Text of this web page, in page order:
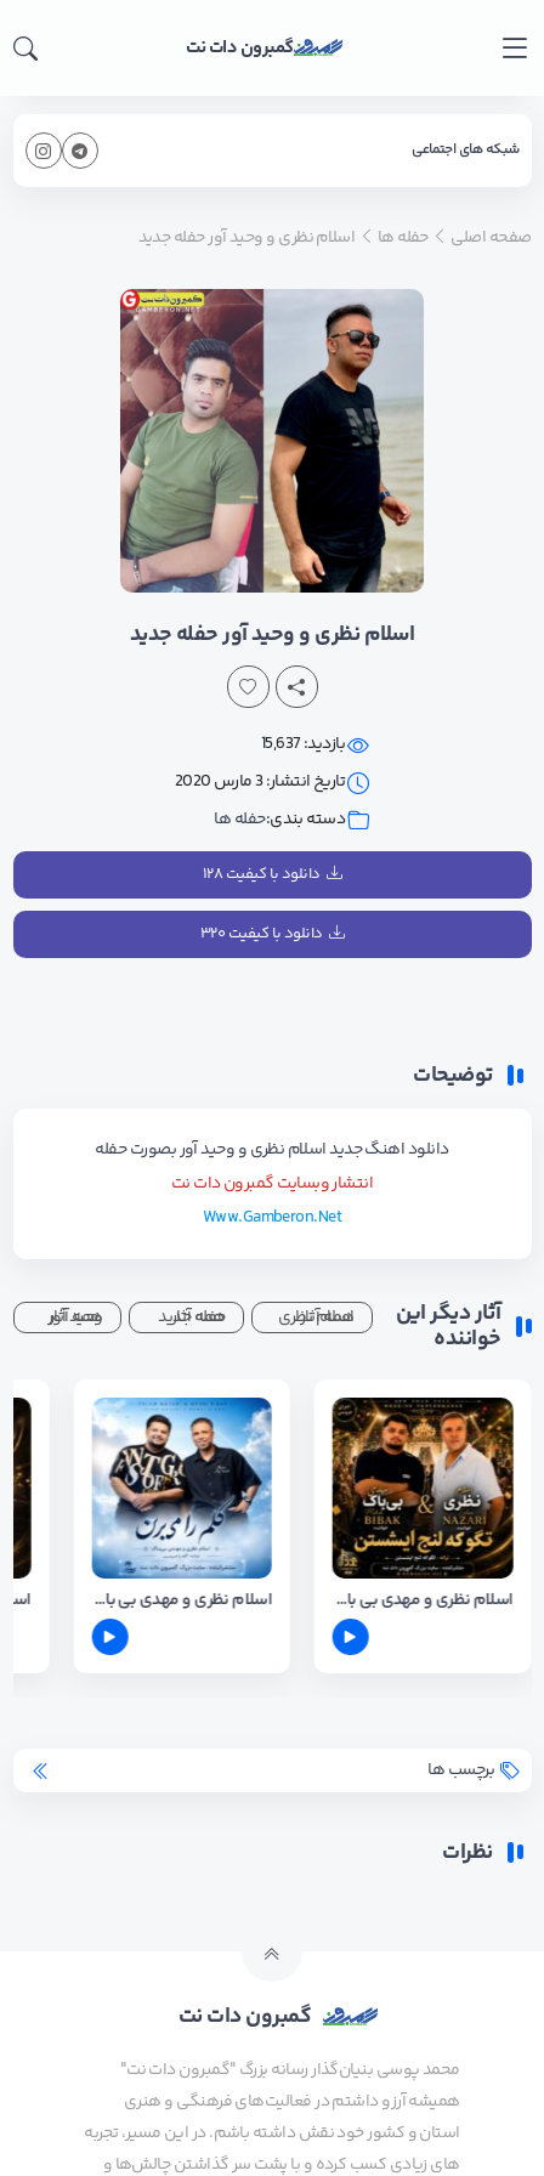
گمبرون دات نت
شبکه های اجتماعی
صفحه اصلی حفله ها اسلام نظری و وحید آور حفله جدید
اسلام نظری و وحید آور حفله جدید
بازدید: 15,637
تاریخ انتشار: 3 مارس 2020
دسته بندی:حفله ها
دانلود با کیفیت ۱۲۸
دانلود با کیفیت ۳۲۰
توضیحات
دانلود اهنگ جدیداسلام نظریووحید آوربصورتحفله
انتشار وبسایت گمبرون دات نت
Www.Gamberon.Net
آثار دیگر این
خواننده
همه آثار اسلام نظری همه آثار حفله جدید همه آثار وحید آور
اسلام نظری و مهدی بی باک - حفله (تگو که لنج ایشستن) اسلام نظری و مهدی بی باک - حفله گلم را میبرن
برچسب ها
نظرات
گمبرون دات نت
محمد پوسی بنیان‌گذار رسانه بزرگ "گمبرون دات نت"
همیشه آرزو داشتم در فعالیت‌های فرهنگی و هنری
استان و کشور خود نقش داشته باشم. در این مسیر، تجربه
های زیادی کسب کرده و با پشت سر گذاشتن چالش‌ها و